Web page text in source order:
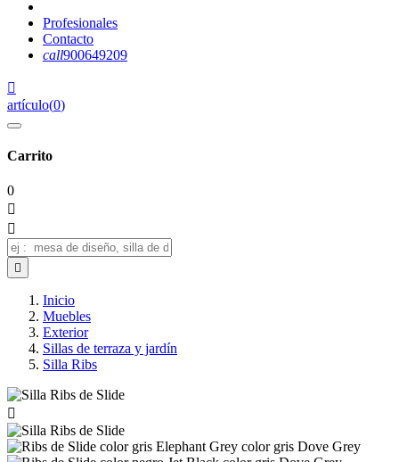
Profesionales
Contacto
call900649209

artículo(0)
Carrito
0



Inicio
Muebles
Exterior
Sillas de terraza y jardín
Silla Ribs
